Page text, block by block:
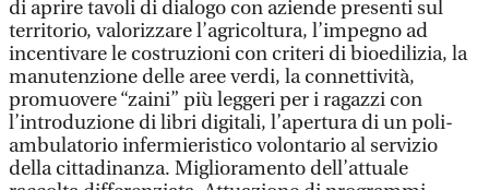
di aprire tavoli di dialogo con aziende presenti sul
territorio, valorizzare l’agricoltura, l’impegno ad
incentivare le costruzioni con criteri di bioedilizia, la
manutenzione delle aree verdi, la connettività,
promuovere “zaini” più leggeri per i ragazzi con
l’introduzione di libri digitali, l’apertura di un poli-
ambulatorio infermieristico volontario al servizio
della cittadinanza. Miglioramento dell’attuale